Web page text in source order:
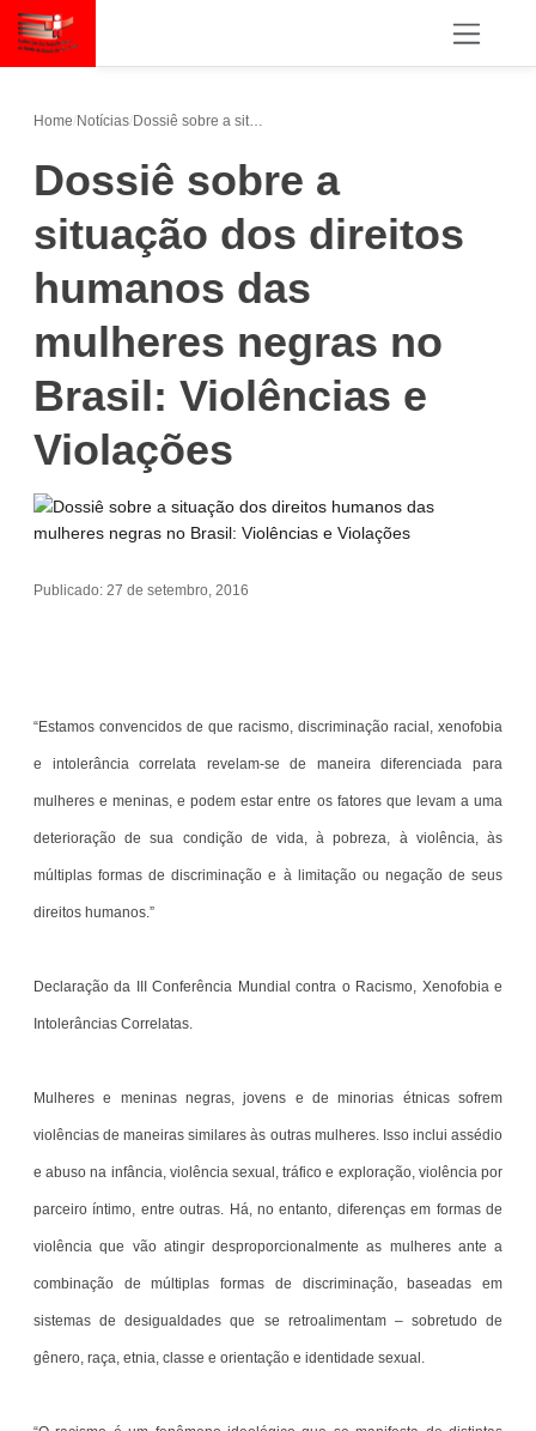
Home/Notícias/
Dossiê sobre a
situação dos direitos
humanos das
mulheres negras no
Brasil: Violências e
Violações
Publicado: 27 de setembro, 2016
“Estamos convencidos de que racismo, discriminação racial, xenofobia
e intolerância correlata revelam-se de maneira diferenciada para
mulheres e meninas, e podem estar entre os fatores que levam a uma
deterioração de sua condição de vida, à pobreza, à violência, às
múltiplas formas de discriminação e à limitação ou negação de seus
direitos humanos.”
Declaração da III Conferência Mundial contra o Racismo, Xenofobia e
Intolerâncias Correlatas.
Mulheres e meninas negras, jovens e de minorias étnicas sofrem
violências de maneiras similares às outras mulheres. Isso inclui assédio
e abuso na infância, violência sexual, tráfico e exploração, violência por
parceiro íntimo, entre outras. Há, no entanto, diferenças em formas de
violência que vão atingir desproporcionalmente as mulheres ante a
combinação de múltiplas formas de discriminação, baseadas em
sistemas de desigualdades que se retroalimentam – sobretudo de
gênero, raça, etnia, classe e orientação e identidade sexual.